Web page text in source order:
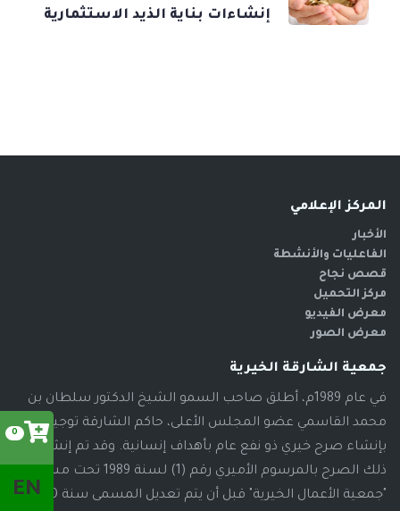
0
EN
إنشاءات بناية الذيد الاستثمارية
المركز الإعلامي
الأخبار
الفاعليات والأنشطة
قصص نجاح
مركز التحميل
معرض الفيديو
معرض الصور
جمعية الشارقة الخيرية
في عام 1989م، أطلق صاحب السمو الشيخ الدكتور سلطان بن
محمد القاسمي عضو المجلس الأعلى، حاكم الشارقة توجيهاته
بإنشاء صرح خيري ذو نفع عام بأهداف إنسانية. وقد تم إنشاء
ذلك الصرح بالمرسوم الأميري رقم (1) لسنة 1989 تحت مسمى
"جمعية الأعمال الخيرية" قبل أن يتم تعديل المسمى سنة 2000م،